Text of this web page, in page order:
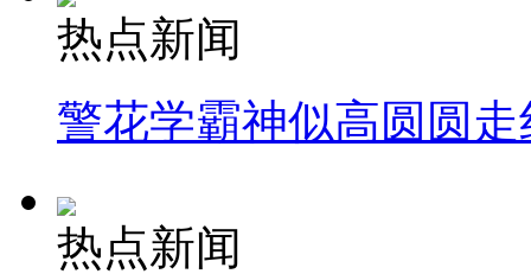
热点新闻
警花学霸神似高圆圆走
热点新闻